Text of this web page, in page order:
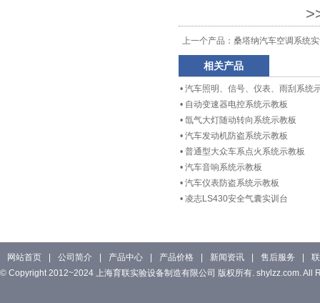
上一个产品： 桑塔纳汽车空调系统
相关产品
• 汽车照明、信号、仪表、雨刮系统
• 自动变速器电控系统示教板
• 氙气大灯随动转向系统示教板
• 汽车发动机防盗系统示教板
• 普通型大众车系点火系统示教板
• 汽车音响系统示教板
• 汽车仪表防盗系统示教板
• 凌志LS430安全气囊实训台
网站首页 公司简介 产品中心 产品价格 新闻资讯 售后服务
© Copyright 2012~2024 上海育联实验设备制造有限公司 版权所有. shylzz.com. All